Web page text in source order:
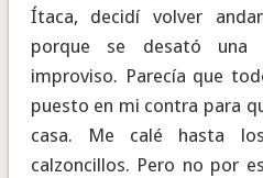
Ítaca, decidí volver
porque se desató una
improviso. Parecía que
puesto en mi contra para
casa. Me calé hasta
calzoncillos. Pero no por